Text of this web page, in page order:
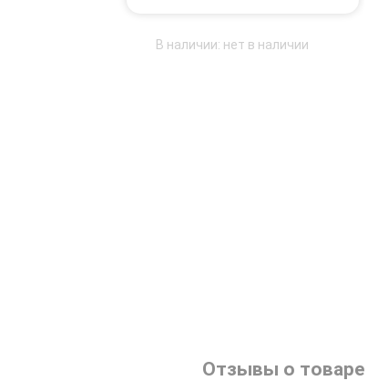
В наличии: нет в наличии
Отзывы о товаре